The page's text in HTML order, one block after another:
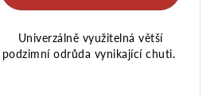
Univerzálně využitelná větší
podzimní odrůda vynikající chuti.